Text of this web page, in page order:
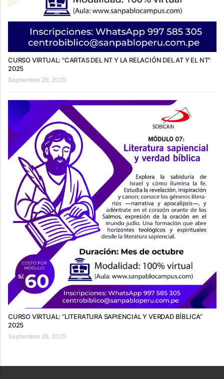
CURSO VIRTUAL: "CARTAS DEL NT Y LA RELACIÓN DEL AT Y EL NT"
2025
Septiembre 26, 2025
CURSO VIRTUAL: “LITERATURA SAPIENCIAL Y VERDAD BÍBLICA”
2025
Septiembre 26, 2025